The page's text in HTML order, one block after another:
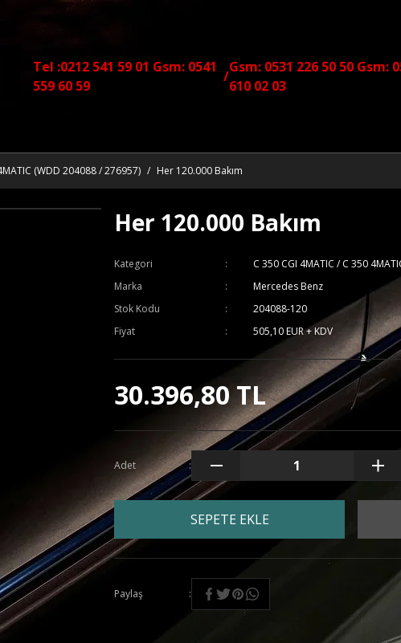
Tel :0212 541 59 01 Gsm: 0541
559 60 59
/
Gsm: 0531 226 50 50 Gsm:
610 02 03
(WDD 204088 / 276957) Her 120.000 Bakım
Her 120.000 Bakım
Kategori
C 350 CGI 4MATIC / C 350
Marka
Mercedes Benz
Stok Kodu
204088-120
Fiyat
505,10 EUR + KDV
30.396,80 TL
Adet
SEPETE EKLE
Paylaş